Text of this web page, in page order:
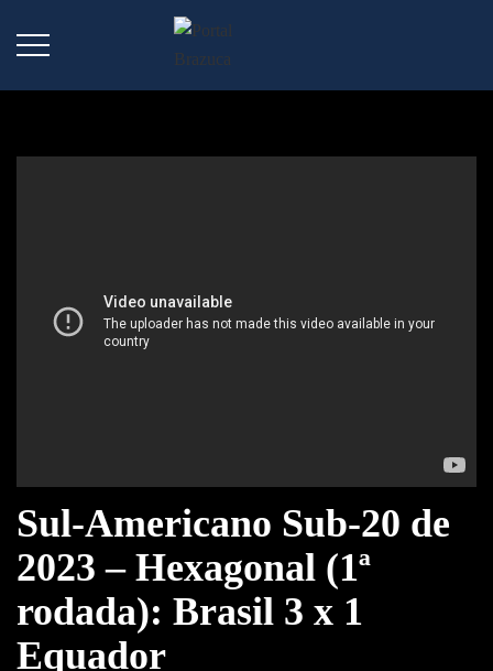
Sul-Americano Sub-20 de
2023 – Hexagonal (1ª
rodada): Brasil 3 x 1
Equador